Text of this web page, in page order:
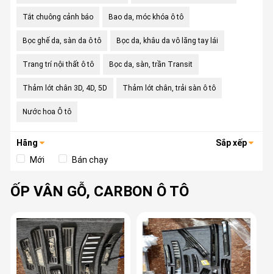
Tắt chuông cảnh báo Bao da, móc khóa ô tô
Bọc ghế da, sàn da ô tô Bọc da, khâu da vô lăng tay lái
Trang trí nội thất ô tô Bọc da, sàn, trần Transit
Thảm lót chân 3D, 4D, 5D Thảm lót chân, trải sàn ô tô
Nước hoa Ô tô
Hãng
Sắp xếp
Mới
Bán chạy
ỐP VÂN GỖ, CARBON Ô TÔ